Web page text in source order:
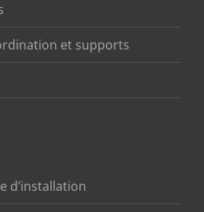
et supports
d’installation